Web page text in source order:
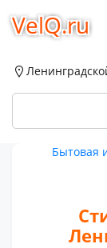
VelQ.ru
Бытовая